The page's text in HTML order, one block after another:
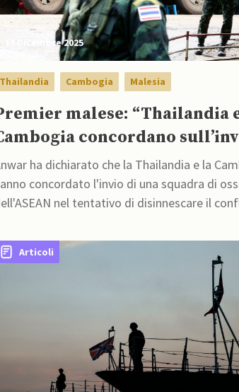
19 Dicembre 2025
Thailandia Cambogia Malesia
malese: “Thailandia
concordano
ASEAN”
ha dichiarato che la Thailandia e la
concordato l'invio di una squadra di
nel tentativo di disinnescare il
Articoli